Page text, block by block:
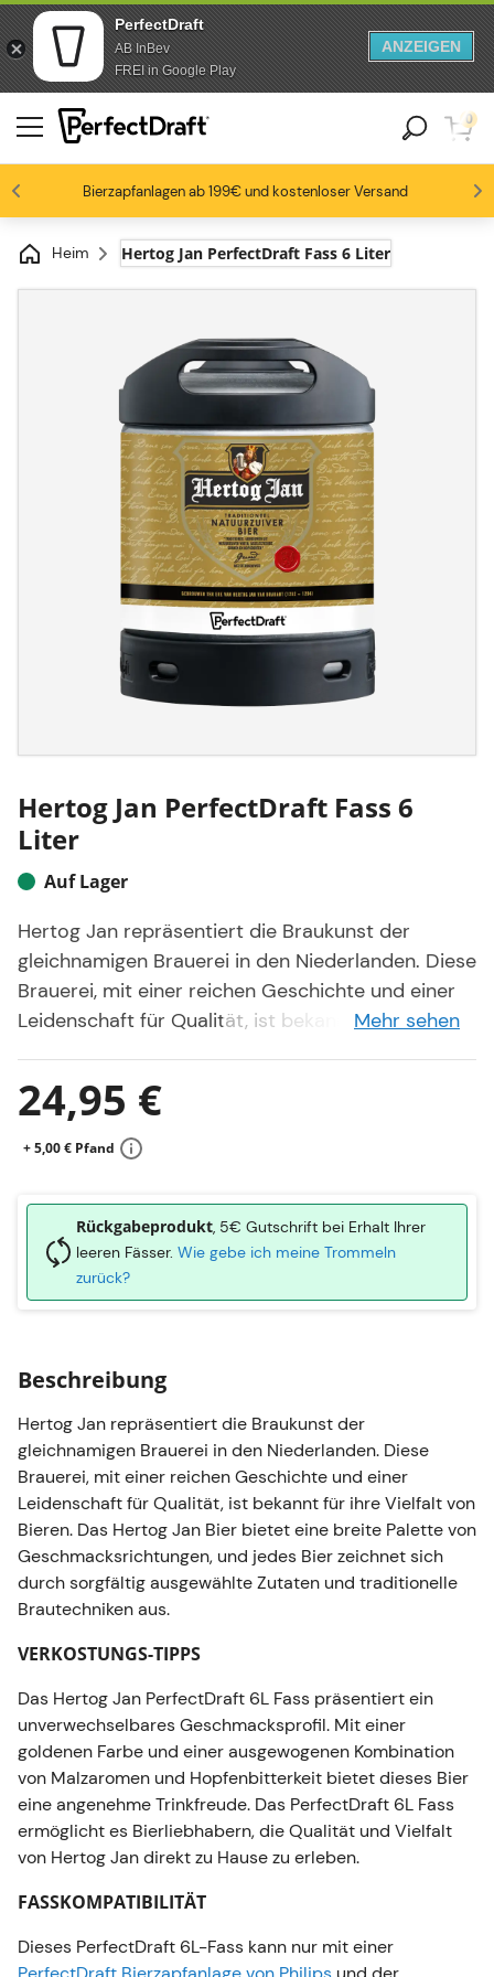
PerfectDraft
AB InBev
FREI in Google Play
ANZEIGEN
Zum Inhalt springen
Zur Fußzeile springen
Bierzapfanlagen ab 199€ und kostenloser Versand
-15% ab 3 Fässen, -20% ab 6 Fässern
Bis zu -20% auf ausgewählte Packs
Bierbegeisterte lieben uns 4.6/5
0
Heim Hertog Jan PerfectDraft Fass 6 Liter
Hertog Jan PerfectDraft Fass 6
Liter
Auf Lager
Hertog Jan repräsentiert die Braukunst der
gleichnamigen Brauerei in den Niederlanden. Diese
Brauerei, mit einer reichen Geschichte und einer
Leidenschaft für Qualität, ist bekannt für ihre
breite Palette von Geschmacksrichtungen, und
jedes Bier zeichnet sich durch sorgfältig
ausgewählte Zutaten und traditionelle
VERKOSTUNGS-TIPPS
Das Hertog Jan PerfectDraft 6L Fass präsentiert
ein unverwechselbares Geschmacksprofil. Mit
einer goldenen Farbe und einer ausgewogenen
angenehme Trinkfreude. Das PerfectDraft 6L Fass
Vielfalt von Hertog Jan direkt zu Hause zu erleben.
FASSKOMPATIBILITÄT
Dieses PerfectDraft 6L-Fass kann nur mit einer
PerfectDraft Bierzapfanlage von Philipsund der
PerfectDraft Proverwendet werden.
PFAND-RÜCKGABE
Die Rückgabe der PerfectDraft Fässer bei
PerfectDraft ist schnell und einfach!
PerfectDraft-Fass in deine PerfectDraft-Wallet
gutgeschrieben, wenn du deine leeren
PerfectDraft-Fässer an uns zurückschickst.
Weitere Informationen zurPfandrückgabe findest
du auf unserer Website.
Mehr sehen
24,95 €
+ 5,00 € Pfand
Rückgabeprodukt, 5€ Gutschrift bei Erhalt Ihrer
leeren Fässer. Wie gebe ich meine Trommeln
zurück?
Beschreibung
Hertog Jan repräsentiert die Braukunst der
gleichnamigen Brauerei in den Niederlanden. Diese
Brauerei, mit einer reichen Geschichte und einer
Leidenschaft für Qualität, ist bekannt für ihre Vielfalt von
Bieren. Das Hertog Jan Bier bietet eine breite Palette von
Geschmacksrichtungen, und jedes Bier zeichnet sich
durch sorgfältig ausgewählte Zutaten und traditionelle
Brautechniken aus.
VERKOSTUNGS-TIPPS
Das Hertog Jan PerfectDraft 6L Fass präsentiert ein
unverwechselbares Geschmacksprofil. Mit einer
goldenen Farbe und einer ausgewogenen Kombination
von Malzaromen und Hopfenbitterkeit bietet dieses Bier
eine angenehme Trinkfreude. Das PerfectDraft 6L Fass
ermöglicht es Bierliebhabern, die Qualität und Vielfalt
von Hertog Jan direkt zu Hause zu erleben.
FASSKOMPATIBILITÄT
Dieses PerfectDraft 6L-Fass kann nur mit einer